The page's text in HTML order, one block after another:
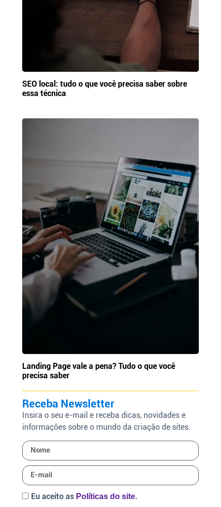
SEO local: tudo o que você precisa saber sobre
essa técnica
Landing Page vale a pena? Tudo o que você
precisa saber
Receba Newsletter
Insira o seu e-mail e receba dicas, novidades e
informações sobre o mundo da criação de sites.
Eu aceito as Políticas do site.